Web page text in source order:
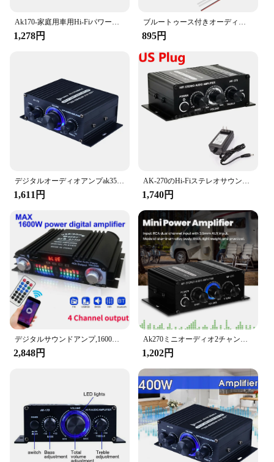
1,278円 895円
1,611円 1,740円
デジタルサウンドアンプ,1600W,4チャンネル,Bluetooth,カラオケ,ラジオ,リモコン付き
2,848円
Ak270ミニオーディオ2チャンネルステレオパワーアンプ、ポータブルサウンドアンプ、車と家庭用の合成入力スピーカーアンプ
1,202円